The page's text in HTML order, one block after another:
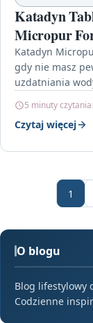
Katadyn
Micropur
Katadyn
gdy nie masz
uzdatniania
5 minuty czytania
Czytaj więcej
1
O blogu
Blog lifestylowy
Codzienne